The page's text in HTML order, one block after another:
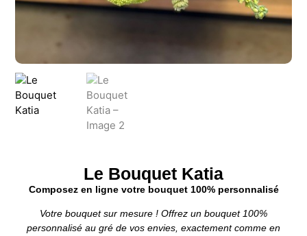
Le Bouquet Katia
Composez en ligne votre bouquet 100% personnalisé
Votre bouquet sur mesure ! Offrez un bouquet 100%
personnalisé au gré de vos envies, exactement comme en